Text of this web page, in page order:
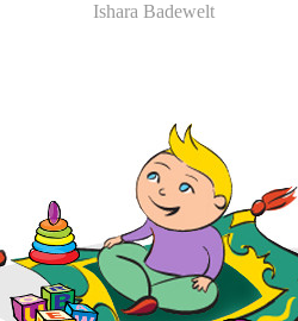
Ishara Badewelt